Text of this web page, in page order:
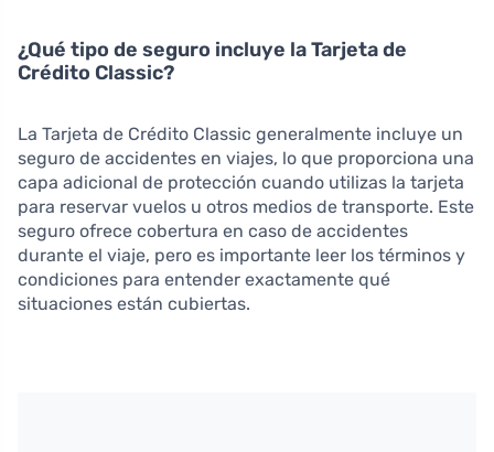
¿Qué tipo de seguro incluye la Tarjeta de
Crédito Classic?
La Tarjeta de Crédito Classic generalmente incluye un
seguro de accidentes en viajes, lo que proporciona una
capa adicional de protección cuando utilizas la tarjeta
para reservar vuelos u otros medios de transporte. Este
seguro ofrece cobertura en caso de accidentes
durante el viaje, pero es importante leer los términos y
condiciones para entender exactamente qué
situaciones están cubiertas.